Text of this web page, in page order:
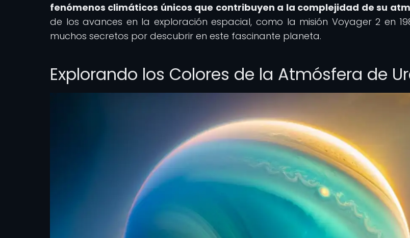
fenómenos climáticos únicos que contribuyen a la complejidad de su
de los avances en la exploración espacial, como la misión Voyager 2 en
muchos secretos por descubrir en este fascinante planeta.
Explorando los Colores de la Atmósfera de